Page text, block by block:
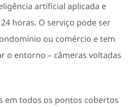
artificial aplicada e
horas. O serviço pode ser
ou comércio e tem
o entorno – câmeras voltadas
em todos os pontos cobertos